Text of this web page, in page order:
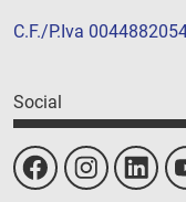
C.F./P.Iva
Social